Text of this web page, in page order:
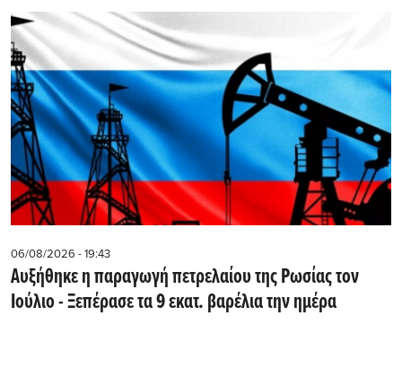
06/08/2026 - 19:43
Αυξήθηκε η παραγωγή πετρελαίου της Ρωσίας τον
Ιούλιο - Ξεπέρασε τα 9 εκατ. βαρέλια την ημέρα